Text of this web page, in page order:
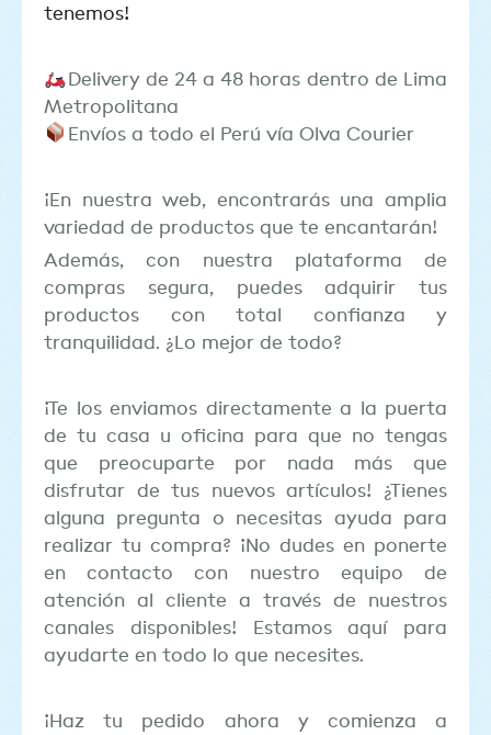
tenemos!
Delivery de 24 a 48 horas dentro de Lima
Metropolitana
Envíos a todo el Perú vía Olva Courier
¡En nuestra web, encontrarás una amplia
variedad de productos que te encantarán!
Además, con nuestra plataforma de
compras segura, puedes adquirir tus
productos con total confianza y
tranquilidad. ¿Lo mejor de todo?
¡Te los enviamos directamente a la puerta
de tu casa u oficina para que no tengas
que preocuparte por nada más que
disfrutar de tus nuevos artículos! ¿Tienes
alguna pregunta o necesitas ayuda para
realizar tu compra? ¡No dudes en ponerte
en contacto con nuestro equipo de
atención al cliente a través de nuestros
canales disponibles! Estamos aquí para
ayudarte en todo lo que necesites.
¡Haz tu pedido ahora y comienza a